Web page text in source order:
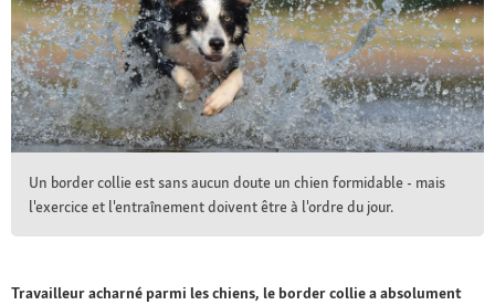
Un border collie est sans aucun doute un chien formidable - mais
l'exercice et l'entraînement doivent être à l'ordre du jour.
Travailleur acharné parmi les chiens, le border collie a absolument